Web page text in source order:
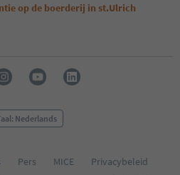
op de boerderij in st.Ulrich
Nederlands
Pers MICE
Privacybeleid